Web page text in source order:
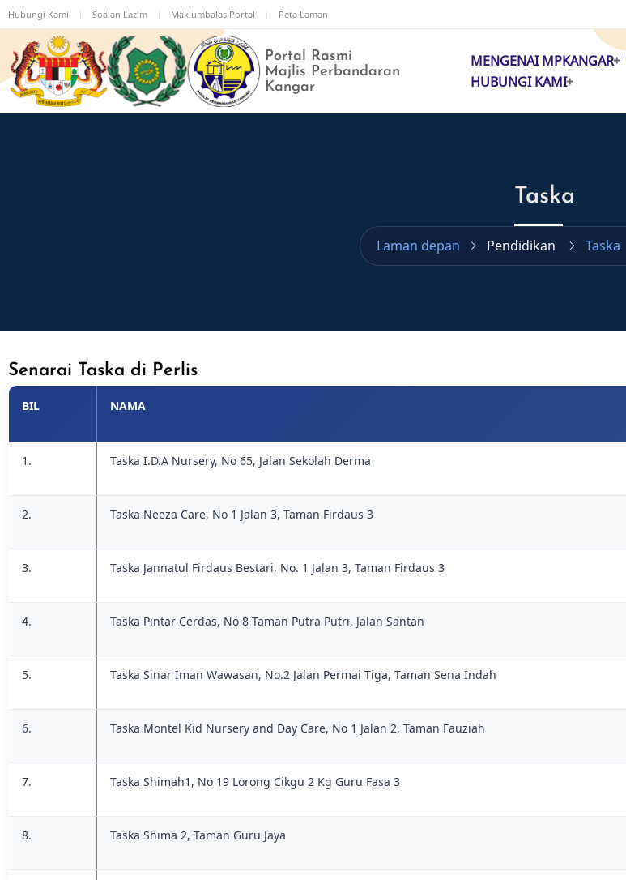
Langkau
ke
kandungan
utama
Hubungi Kami Soalan Lazim Maklumbalas Portal Peta Laman
Portal Rasmi
Majlis Perbandaran
Kangar
MAIN
MENGENAI MPKANGAR
HUBUNGI KAMI
Taska
Laman depan Pendidikan Taska
Senarai Taska di Perlis
BIL NAMA
1. Taska I.D.A Nursery, No 65, Jalan Sekolah Derma
2. Taska Neeza Care, No 1 Jalan 3, Taman Firdaus 3
3. Taska Jannatul Firdaus Bestari, No. 1 Jalan 3, Taman Firdaus 3
4. Taska Pintar Cerdas, No 8 Taman Putra Putri, Jalan Santan
5. Taska Sinar Iman Wawasan, No.2 Jalan Permai Tiga, Taman Sena Indah
6. Taska Montel Kid Nursery and Day Care, No 1 Jalan 2, Taman Fauziah
7. Taska Shimah1, No 19 Lorong Cikgu 2 Kg Guru Fasa 3
8. Taska Shima 2, Taman Guru Jaya